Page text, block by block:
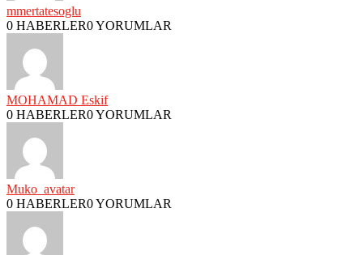
mmertatesoglu
0 HABERLER0 YORUMLAR
MOHAMAD Eskif
0 HABERLER0 YORUMLAR
Muko_avatar
0 HABERLER0 YORUMLAR